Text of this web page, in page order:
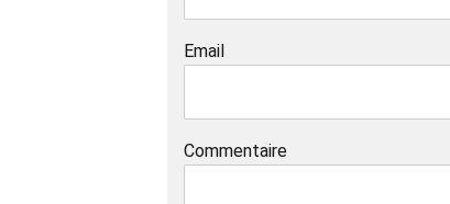
Email
Commentaire